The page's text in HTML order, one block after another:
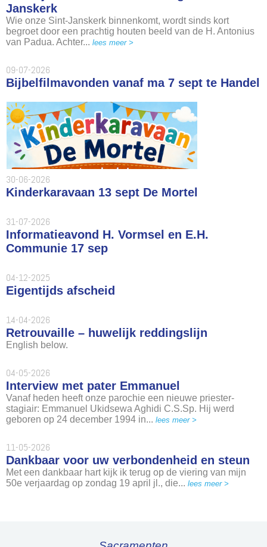
Janskerk
Wie onze Sint-Janskerk binnenkomt, wordt sinds kort
begroet door een prachtig houten beeld van de H. Antonius
van Padua. Achter... lees meer >
09-07-2026
Bijbelfilmavonden vanaf ma 7 sept te Handel
30-06-2026
Kinderkaravaan 13 sept De Mortel
31-07-2026
Informatieavond H. Vormsel en E.H.
Communie 17 sep
04-12-2025
Eigentijds afscheid
14-04-2026
Retrouvaille – huwelijk reddingslijn
English below.
04-05-2026
Interview met pater Emmanuel
Vanaf heden heeft onze parochie een nieuwe priester-
stagiair: Emmanuel Ukidsewa Aghidi C.S.Sp. Hij werd
geboren op 24 december 1994 in... lees meer >
11-05-2026
Dankbaar voor uw verbondenheid en steun
Met een dankbaar hart kijk ik terug op de viering van mijn
50e verjaardag op zondag 19 april jl., die... lees meer >